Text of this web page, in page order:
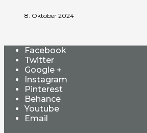
8. Oktober 2024
Facebook
Twitter
Google +
Instagram
Pinterest
Behance
Youtube
Email